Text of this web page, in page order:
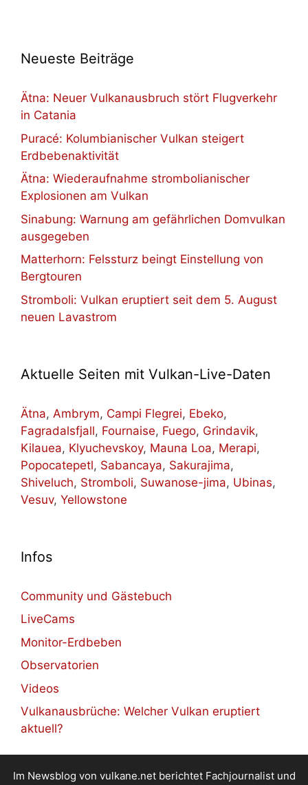
Neueste Beiträge
Ätna: Neuer Vulkanausbruch stört Flugverkehr
in Catania
Puracé: Kolumbianischer Vulkan steigert
Erdbebenaktivität
Ätna: Wiederaufnahme strombolianischer
Explosionen am Vulkan
Sinabung: Warnung am gefährlichen Domvulkan
ausgegeben
Matterhorn: Felssturz beingt Einstellung von
Bergtouren
Stromboli: Vulkan eruptiert seit dem 5. August
neuen Lavastrom
Aktuelle Seiten mit Vulkan-Live-Daten
Ätna, Ambrym, Campi Flegrei, Ebeko,
Fagradalsfjall, Fournaise, Fuego, Grindavik,
Kilauea, Klyuchevskoy, Mauna Loa, Merapi,
Popocatepetl, Sabancaya, Sakurajima,
Shiveluch, Stromboli, Suwanose-jima, Ubinas,
Vesuv, Yellowstone
Infos
Community und Gästebuch
LiveCams
Monitor-Erdbeben
Observatorien
Videos
Vulkanausbrüche: Welcher Vulkan eruptiert
aktuell?
Im Newsblog von vulkane.net berichtet Fachjournalist und